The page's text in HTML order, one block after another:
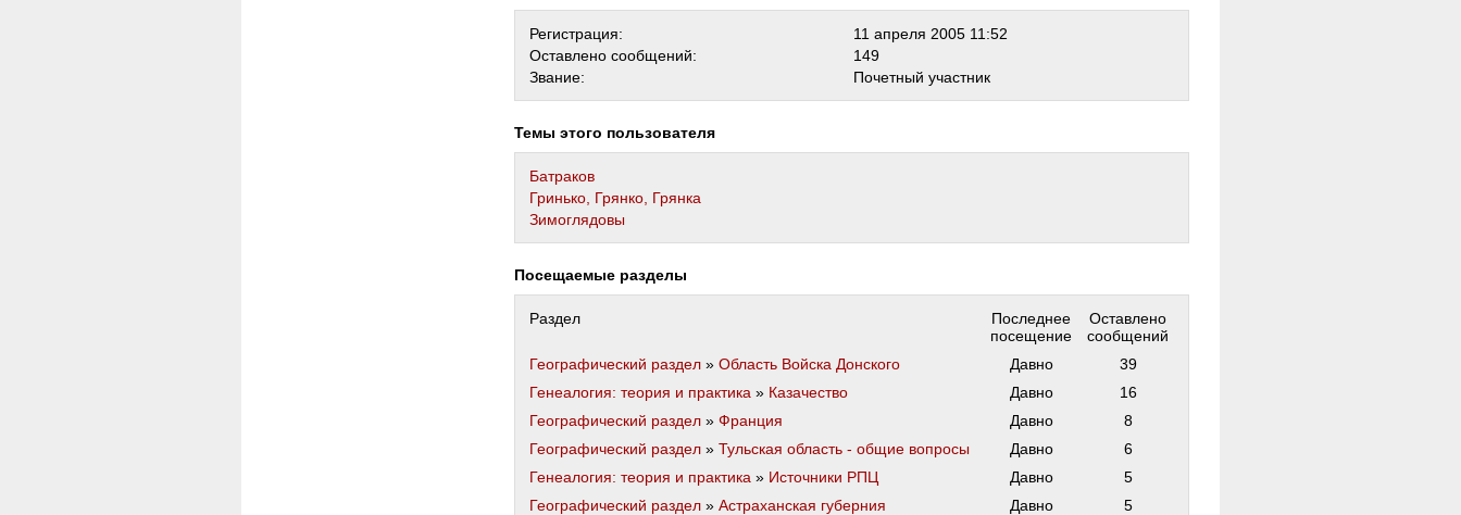
Регистрация:
11 апреля 2005 11:52
Оставлено сообщений:
149
Звание:
Почетный участник
Темы этого пользователя
Батраков
Гринько, Грянко, Грянка
Зимоглядовы
Посещаемые разделы
Раздел
Последнее
посещение
Оставлено
сообщений
Географический раздел » Область Войска Донского Давно
39
Генеалогия: теория и практика » Казачество Давно
16
Географический раздел » Франция Давно
8
Географический раздел » Тульская область - общие вопросы Давно
6
Генеалогия: теория и практика » Источники РПЦ Давно
5
Географический раздел » Астраханская губерния Давно
5